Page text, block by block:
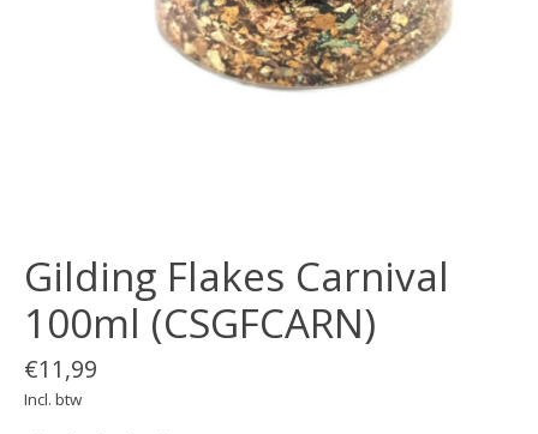
Gilding Flakes Carnival
100ml (CSGFCARN)
€11,99
Incl. btw